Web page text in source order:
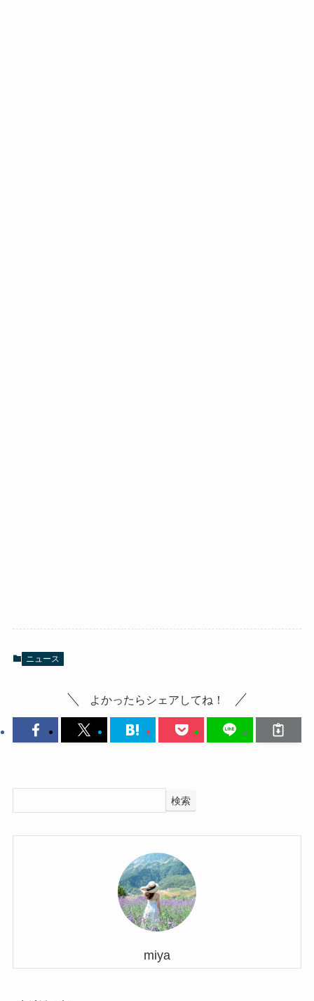
ニュース
よかったらシェアしてね！
検索
miya